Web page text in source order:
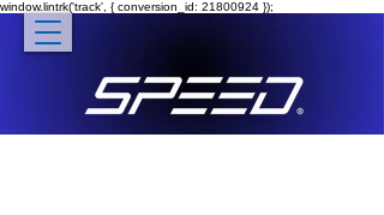
window.lintrk('track', { conversion_id: 21800924 });